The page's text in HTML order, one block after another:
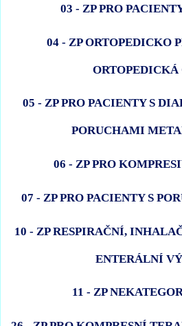
03 - ZP PRO
04 - ZP ORTOPEDICKO
ORTOPEDICKÁ
05 - ZP PRO PACIENTY S
PORUCHAMI
06 - ZP PRO
07 - ZP PRO PACIENTY S
10 - ZP RESPIRAČNÍ,
ENTERÁLNÍ
11 - ZP